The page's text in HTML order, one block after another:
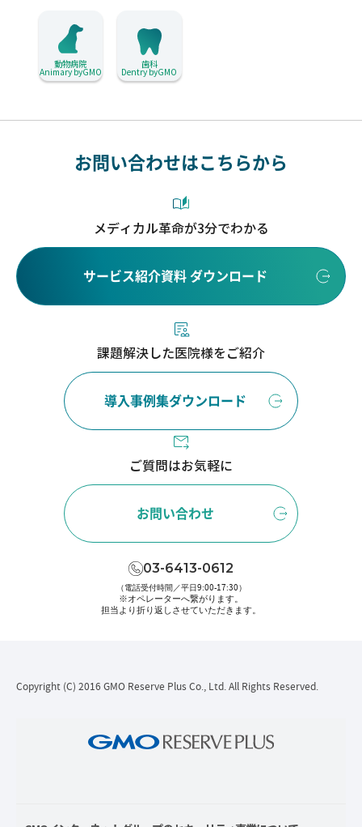
動物病院
Animary byGMO
歯科
Dentry byGMO
お問い合わせはこちらから
メディカル革命が3分でわかる
サービス紹介資料 ダウンロード
課題解決した医院様をご紹介
導入事例集ダウンロード
ご質問はお気軽に
お問い合わせ
03-6413-0612
（電話受付時間／平日9:00-17:30）
※オペレーターへ繋がります。
担当より折り返しさせていただきます。
Copyright (C) 2016 GMO Reserve Plus Co., Ltd. All Rights Reserved.